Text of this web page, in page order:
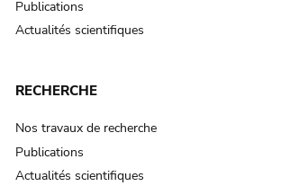
Publications
Actualités scientifiques
RECHERCHE
Nos travaux de recherche
Publications
Actualités scientifiques